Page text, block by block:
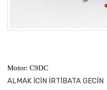
Motor: C9DC
ALMAK İCİN İRTİBATA GECİN